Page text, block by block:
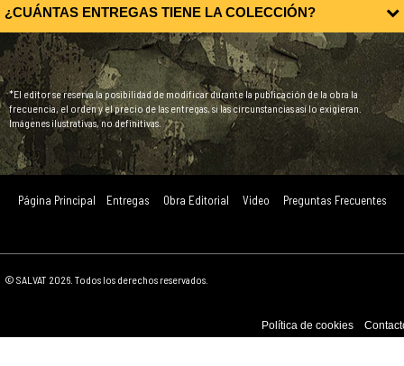
¿CUÁNTAS ENTREGAS TIENE LA COLECCIÓN?
*El editor se reserva la posibilidad de modificar durante la publicación de la obra la
frecuencia, el orden y el precio de las entregas, si las circunstancias así lo exigieran.
Imágenes ilustrativas, no definitivas.
Página Principal Entregas Obra Editorial Video Preguntas Frecuentes
© SALVAT 2026. Todos los derechos reservados.
Política de cookies